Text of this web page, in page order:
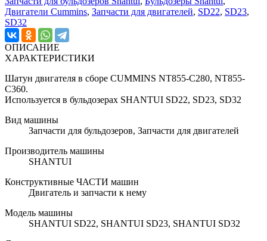
Двигатели Cummins, Запчасти для двигателей, SD22, SD23,
SD32
ОПИСАНИЕ
ХАРАКТЕРИСТИКИ
Шатун двигателя в сборе CUMMINS NT855-C280, NT855-
C360.
Используется в бульдозерах SHANTUI SD22, SD23, SD32
Вид машины
Запчасти для бульдозеров, Запчасти для двигателей
Производитель машины
SHANTUI
Конструктивные ЧАСТИ машин
Двигатель и запчасти к нему
Модель машины
SHANTUI SD22, SHANTUI SD23, SHANTUI SD32